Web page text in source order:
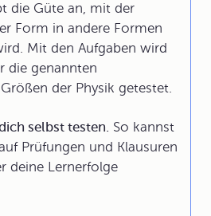
die Güte an, mit der
Form in andere Formen
Mit den Aufgaben wird
die genannten
der Physik getestet.
selbst testen. So kannst
Prüfungen und Klausuren
deine Lernerfolge